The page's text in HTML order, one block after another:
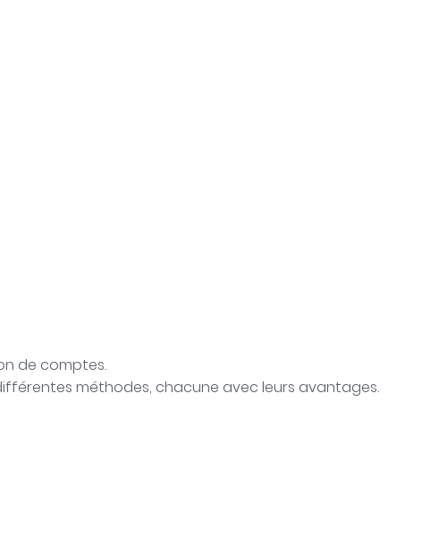
de comptes.
méthodes, chacune avec leurs avantages.